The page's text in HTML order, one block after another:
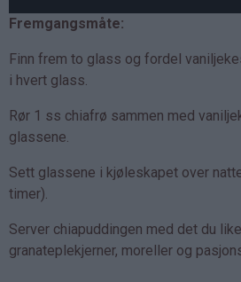
Fremgangsmåte:
Finn frem to glass og fordel
i hvert glass.
Rør 1 ss chiafrø sammen med
glassene.
Sett glassene i kjøleskapet over
timer).
Server chiapuddingen med det du
granateplekjerner, moreller og